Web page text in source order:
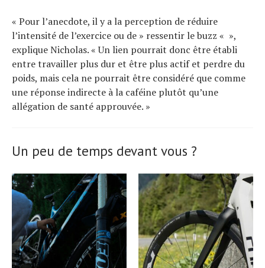
« Pour l’anecdote, il y a la perception de réduire
l’intensité de l’exercice ou de » ressentir le buzz « »,
explique Nicholas. « Un lien pourrait donc être établi
entre travailler plus dur et être plus actif et perdre du
poids, mais cela ne pourrait être considéré que comme
une réponse indirecte à la caféine plutôt qu’une
allégation de santé approuvée. »
Un peu de temps devant vous ?